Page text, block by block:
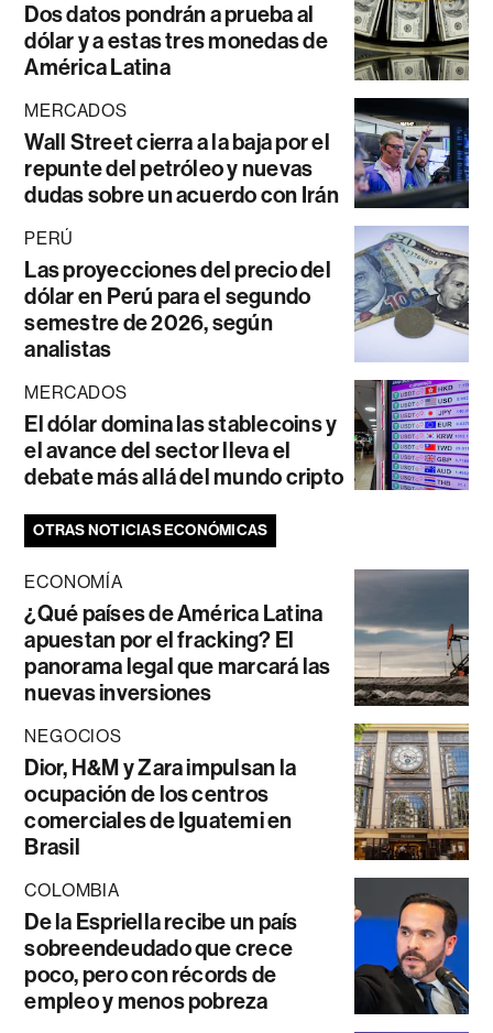
Dos datos pondrán a prueba al
dólar y a estas tres monedas de
América Latina
MERCADOS
Wall Street cierra a la baja por el
repunte del petróleo y nuevas
dudas sobre un acuerdo con Irán
PERÚ
Las proyecciones del precio del
dólar en Perú para el segundo
semestre de 2026, según
analistas
MERCADOS
El dólar domina las stablecoins y
el avance del sector lleva el
debate más allá del mundo cripto
OTRAS NOTICIAS ECONÓMICAS
ECONOMÍA
¿Qué países de América Latina
apuestan por el fracking? El
panorama legal que marcará las
nuevas inversiones
NEGOCIOS
Dior, H&M y Zara impulsan la
ocupación de los centros
comerciales de Iguatemi en
Brasil
COLOMBIA
De la Espriella recibe un país
sobreendeudado que crece
poco, pero con récords de
empleo y menos pobreza